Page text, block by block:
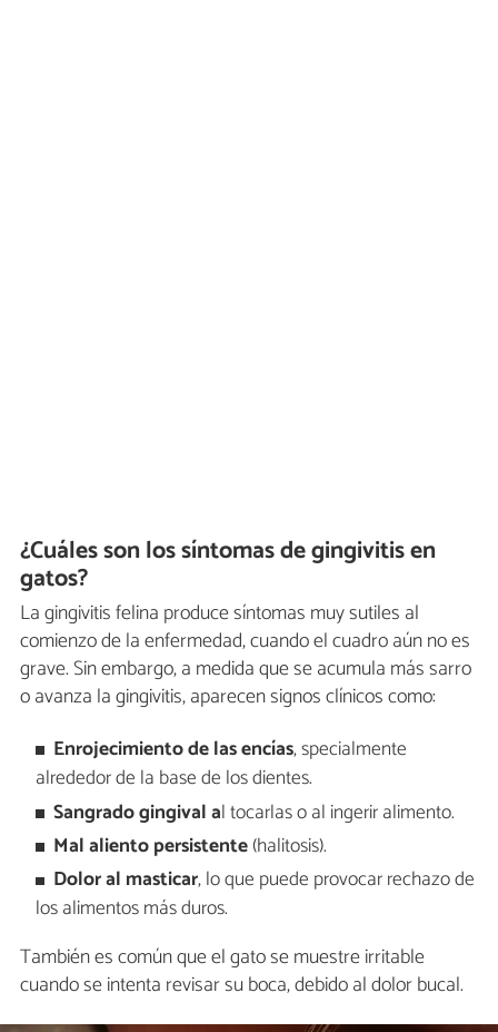
¿Cuáles son los síntomas de gingivitis en
gatos?
La gingivitis felina produce síntomas muy sutiles al
comienzo de la enfermedad, cuando el cuadro aún no es
grave. Sin embargo, a medida que se acumula más sarro
o avanza la gingivitis, aparecen signos clínicos como:
Enrojecimiento de las encías, specialmente
alrededor de la base de los dientes.
Sangrado gingival al tocarlas o al ingerir alimento.
Mal aliento persistente(halitosis).
Dolor al masticar, lo que puede provocar rechazo de
los alimentos más duros.
También es común que el gato se muestre irritable
cuando se intenta revisar su boca, debido al dolor bucal.